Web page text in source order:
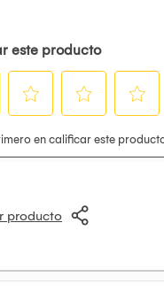
remoto: Infrarrojo
RAM: 1.5 GB
interna: 8 GB
2
RCA: 1
ethernet: 1
parlantes: 16 W
video: NTSC/PAL
refresco: 60-HZ
de aspecto: 16.9
kg
producto